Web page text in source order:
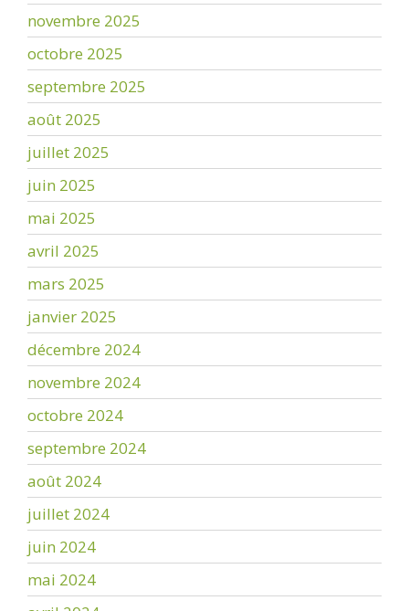
novembre 2025
octobre 2025
septembre 2025
août 2025
juillet 2025
juin 2025
mai 2025
avril 2025
mars 2025
janvier 2025
décembre 2024
novembre 2024
octobre 2024
septembre 2024
août 2024
juillet 2024
juin 2024
mai 2024